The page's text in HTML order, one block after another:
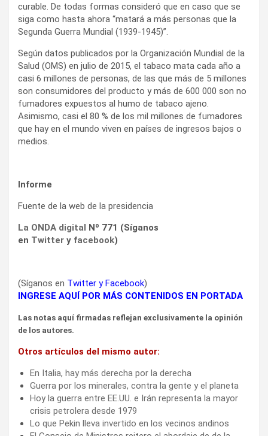
curable. De todas formas consideró que en caso que se
siga como hasta ahora “matará a más personas que la
Segunda Guerra Mundial (1939-1945)”.
Según datos publicados por la Organización Mundial de la
Salud (OMS) en julio de 2015, el tabaco mata cada año a
casi 6 millones de personas, de las que más de 5 millones
son consumidores del producto y más de 600 000 son no
fumadores expuestos al humo de tabaco ajeno.
Asimismo, casi el 80 % de los mil millones de fumadores
que hay en el mundo viven en países de ingresos bajos o
medios.
Informe
Fuente de la web de la presidencia
La ONDA digital Nº 771 (Síganos
en Twitter y facebook)
(Síganos en Twitter yFacebook)
INGRESE AQUÍ POR MÁS CONTENIDOS EN PORTADA
Las notas aquí firmadas reflejan exclusivamente la opinión
de los autores.
Otros artículos del mismo autor:
En Italia, hay más derecha por la derecha
Guerra por los minerales, contra la gente y el planeta
Hoy la guerra entre EE.UU. e Irán representa la mayor
crisis petrolera desde 1979
Lo que Pekin lleva invertido en los vecinos andinos